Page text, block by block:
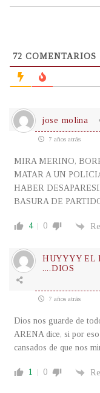
72 COMENTARIOS
jose molina
7 años atrás
MIRA MERINO,
MATAR A UN
HABER
BASURA DE
4 0
HUYYYY EL
....DIOS
7 años atrás
Dios nos guarde de
ARENA dice, si por
cansados de que nos
1 0